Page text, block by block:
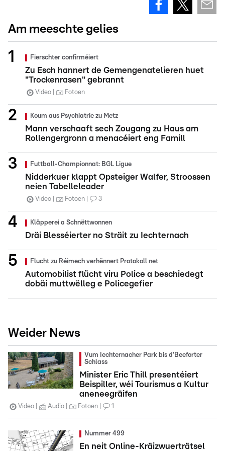
Am meeschte gelies
Fierschter confirméiert
Zu Esch hannert de Gemengenatelieren huet
"Trockenrasen" gebrannt
Video Fotoen
Koum aus Psychiatrie zu Metz
Mann verschaaft sech Zougang zu Haus am
Rollengergronn a menacéiert eng Famill
Futtball-Championnat: BGL Ligue
Nidderkuer klappt Opsteiger Walfer, Stroossen
neien Tabelleleader
Video Fotoen 3
Kläpperei a Schnëttwonnen
Dräi Blesséierter no Sträit zu Iechternach
Flucht zu Réimech verhënnert Protokoll net
Automobilist flücht viru Police a beschiedegt
dobäi muttwëlleg e Policegefier
Weider News
Vum Iechternacher Park bis d'Beeforter
Schlass
Minister Eric Thill presentéiert
Beispiller, wéi Tourismus a Kultur
aneneegräifen
Video Audio Fotoen 1
Nummer 499
En neit Online-Kräizwuerträtsel